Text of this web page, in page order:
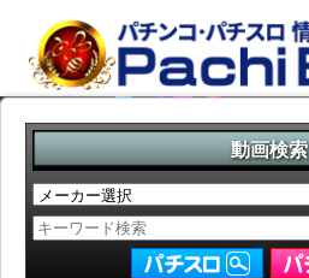
動画検索